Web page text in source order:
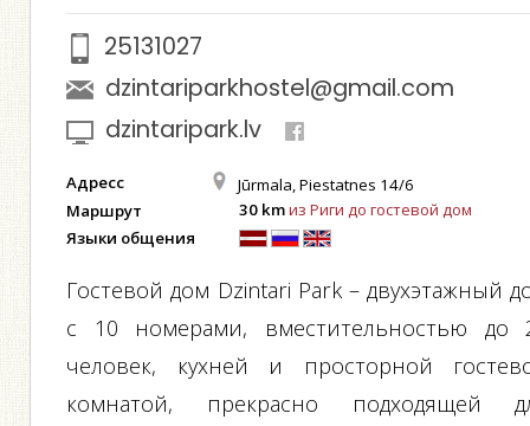
25131027
dzintariparkhostel@gmail.com
dzintaripark.lv
Адресс Jūrmala, Piestatnes 14/6
Маршрут 30 kmиз Риги до гостевой дом
Языки общения
Гостевой дом Dzintari Park – двухэтажный
с 10 номерами, вместительностью до
человек, кухней и просторной
комнатой, прекрасно подходящей